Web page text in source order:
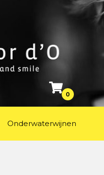
0
Onderwaterwijnen